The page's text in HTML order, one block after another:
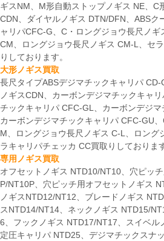
ギスNM、M形自動ストップノギス NE、C
CDN、ダイヤルノギス DTN/DFN、ABSク
ャリパCFC-G、C・ロングジョウ長尺ノ
CM、ロングジョウ長尺ノギス CM-L、セ
りしております。
大形ノギス買取
長尺タイプABSデジマチックキャリパ
ノギスCDN、カーボンデジマチックキャ
チックキャリパ CFC-GL、カーボンデジマ
カーボンデジマチックキャリパ CFC-GU
M、ロングジョウ長尺ノギス C-L、ロング
ラキャリパチェッカ CC買取りしておりま
専用ノギス買取
オフセットノギス NTD10/NT10、穴ピッ
P/NT10P、穴ピッチ用オフセットノギス
ノギスNTD12/NT12、ブレードノギス
スNTD14/NT14、ネックノギス NTD15/
6、フックノギス NTD17/NT17、スイベル
定圧キャリパ NTD25、デジマチックスナ